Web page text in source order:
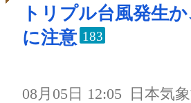
トリプル台風発生
に注意 183
08月05日 12:05 日本気